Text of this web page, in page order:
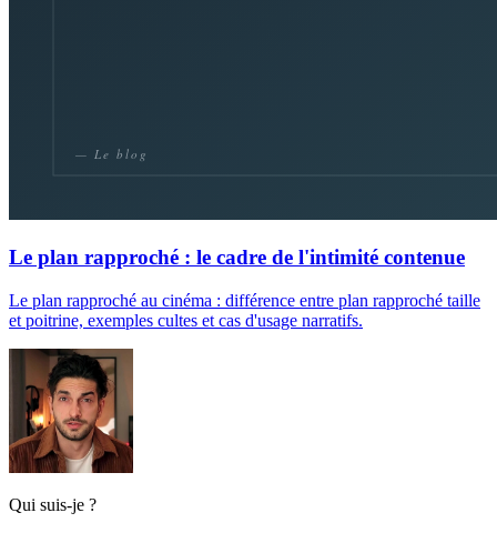
Le plan rapproché : le cadre de l'intimité contenue
Le plan rapproché au cinéma : différence entre plan rapproché taille
et poitrine, exemples cultes et cas d'usage narratifs.
Qui suis-je ?